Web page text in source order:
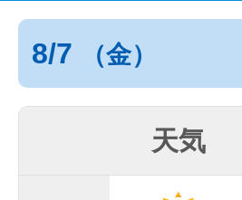
8/7 （金）
天気